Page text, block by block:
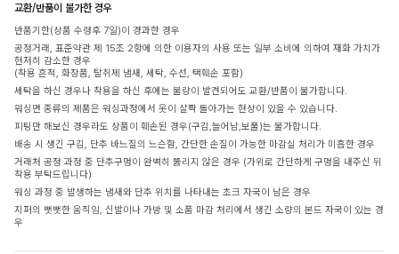
교환/반품이 불가한 경우
반품기한(상품 수령후 7일)이 경과한 경우
공정거래, 표준약관 제 15조 2항에 의한 이용자의 사용 또는 일부 소비에 의하여 재화 가치가
현저히 감소한 경우
(착용 흔적, 화장품, 탈취제 냄새, 세탁, 수선, 택훼손 포함)
세탁을 하신 경우나 착용을 하신 후에는 불량이 발견되어도 교환/반품이 불가합니다.
워싱면 종류의 제품은 워싱과정에서 옷이 살짝 돌아가는 현상이 있을 수 있습니다.
피팅만 해보신 경우라도 상품이 훼손된 경우(구김,늘어남,보풀)는 불가합니다.
배송 시 생긴 구김, 단추 바느질의 느슨함, 간단한 손질이 가능한 마감실 처리가 미흡한 경우
거래처 공정 과정 중 단추구멍이 완벽히 뚫리지 않은 경우 (가위로 간단하게 구멍을 내주신 뒤
착용 부탁드립니다)
워싱 과정 중 발생하는 냄새와 단추 위치를 나타내는 초크 자국이 남은 경우
지퍼의 뻣뻣한 움직임, 신발이나 가방 및 소품 마감 처리에서 생긴 소량의 본드 자국이 있는 경
우